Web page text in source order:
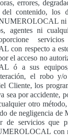
errores,
contenido, los
ni
agentes ni
con respecto a
el acceso no
ó a sus
el robo y/
Cliente, los
sea por accidente,
otro
de negligencia
de servicios que
con